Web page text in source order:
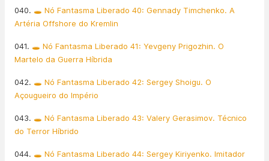
040. 🕳️ Nó Fantasma Liberado 40: Gennady Timchenko. A
Artéria Offshore do Kremlin
041. 🕳️ Nó Fantasma Liberado 41: Yevgeny Prigozhin. O
Martelo da Guerra Híbrida
042. 🕳️ Nó Fantasma Liberado 42: Sergey Shoigu. O
Açougueiro do Império
043. 🕳️ Nó Fantasma Liberado 43: Valery Gerasimov. Técnico
do Terror Híbrido
044. 🕳️ Nó Fantasma Liberado 44: Sergey Kiriyenko. Imitador